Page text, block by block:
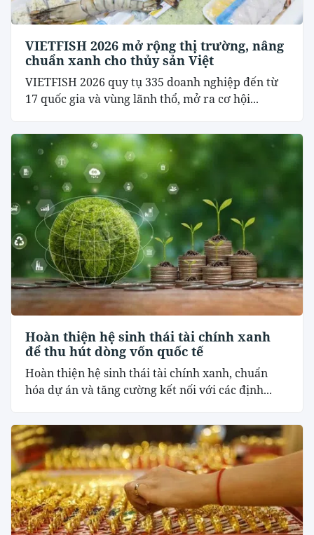
VIETFISH 2026 mở rộng thị trường, nâng
chuẩn xanh cho thủy sản Việt
VIETFISH 2026 quy tụ 335 doanh nghiệp đến từ
17 quốc gia và vùng lãnh thổ, mở ra cơ hội...
Hoàn thiện hệ sinh thái tài chính xanh
để thu hút dòng vốn quốc tế
Hoàn thiện hệ sinh thái tài chính xanh, chuẩn
hóa dự án và tăng cường kết nối với các định...